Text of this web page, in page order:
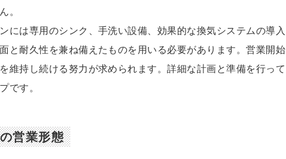
。
には専用のシンク、手洗い設備、効果的な換気システムの導入
と耐久性を兼ね備えたものを用いる必要があります。営業開始
維持し続ける努力が求められます。詳細な計画と準備を行って
です。
営業形態